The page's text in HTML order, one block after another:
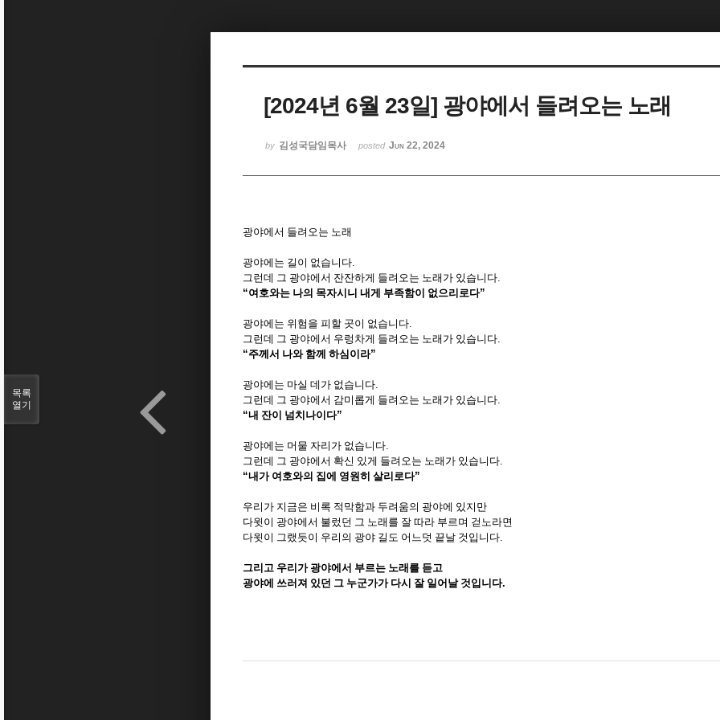
[2024년 6월 23일] 광야에서 들려오는 노래
by 김성국담임목사 posted Jun 22, 2024
광야에서 들려오는 노래
광야에는 길이 없습니다.
그런데 그 광야에서 잔잔하게 들려오는 노래가 있습니다.
“여호와는 나의 목자시니 내게 부족함이 없으리로다”
광야에는 위험을 피할 곳이 없습니다.
그런데 그 광야에서 우렁차게 들려오는 노래가 있습니다.
“주께서 나와 함께 하심이라”
광야에는 마실 데가 없습니다.
그런데 그 광야에서 감미롭게 들려오는 노래가 있습니다.
“내 잔이 넘치나이다”
광야에는 머물 자리가 없습니다.
그런데 그 광야에서 확신 있게 들려오는 노래가 있습니다.
“내가 여호와의 집에 영원히 살리로다”
우리가 지금은 비록 적막함과 두려움의 광야에 있지만
다윗이 광야에서 불렀던 그 노래를 잘 따라 부르며 걷노라면
다윗이 그랬듯이 우리의 광야 길도 어느덧 끝날 것입니다.
그리고 우리가 광야에서 부르는 노래를 듣고
광야에 쓰러져 있던 그 누군가가 다시 잘 일어날 것입니다.
목록
열기
Sketchbook5, 스케치북5
Sketchbook5, 스케치북5